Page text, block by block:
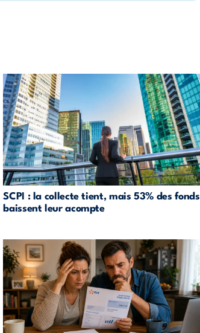
SCPI : la collecte tient, mais 53% des fonds
baissent leur acompte